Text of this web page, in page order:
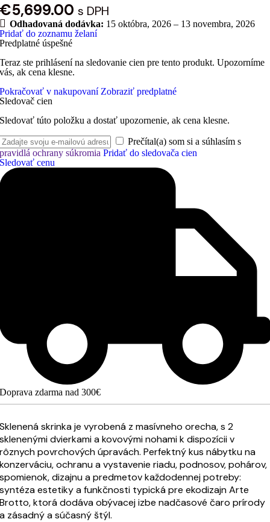
€5,699.00 s DPH
Odhadovaná dodávka: 15 októbra, 2026 – 13 novembra, 2026
Pridať do zoznamu želaní
Predplatné úspešné
Teraz ste prihlásení na sledovanie cien pre tento produkt. Upozorníme
vás, ak cena klesne.
Pokračovať v nakupovaní Zobraziť predplatné
Sledovač cien
Sledovať túto položku a dostať upozornenie, ak cena klesne.
Prečítal(a) som si a súhlasím s
pravidlá ochrany súkromia Pridať do sledovača cien
Sledovať cenu
Doprava zdarma nad 300€
Sklenená skrinka je vyrobená z masívneho orecha, s 2
sklenenými dvierkami a kovovými nohami k dispozícii v
rôznych povrchových úpravách. Perfektný kus nábytku na
konzerváciu, ochranu a vystavenie riadu, podnosov, pohárov,
spomienok, dizajnu a predmetov každodennej potreby:
syntéza estetiky a funkčnosti typická pre ekodizajn Arte
Brotto, ktorá dodáva obývacej izbe nadčasové čaro prírody
a zásadný a súčasný štýl.